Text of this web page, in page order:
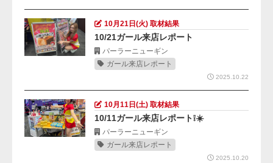
10月21日(火) 取材結果
10/21ガール来店レポート
パーラーニューギン
ガール来店レポート
2025.10.22
10月11日(土) 取材結果
10/11ガール来店レポート❕☀️
パーラーニューギン
ガール来店レポート
2025.10.20